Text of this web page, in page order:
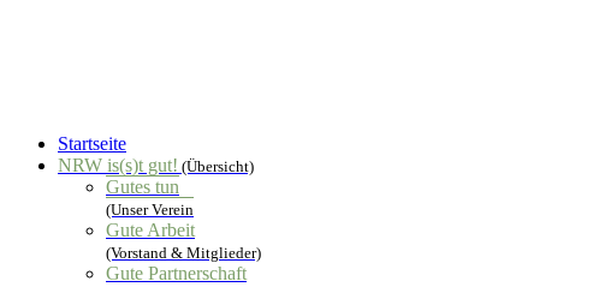
Startseite
NRW is(s)t gut! (Übersicht)
Gutes tun
(Unser Verein
Gute Arbeit
(Vorstand & Mitglieder)
Gute Partnerschaft